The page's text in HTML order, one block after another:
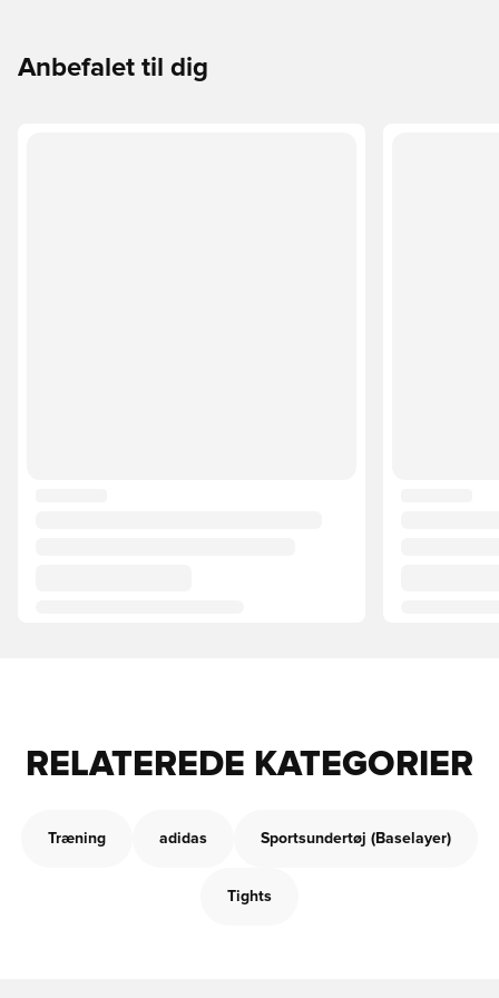
Anbefalet til dig
RELATEREDE KATEGORIER
Træning adidas Sportsundertøj (Baselayer)
Tights